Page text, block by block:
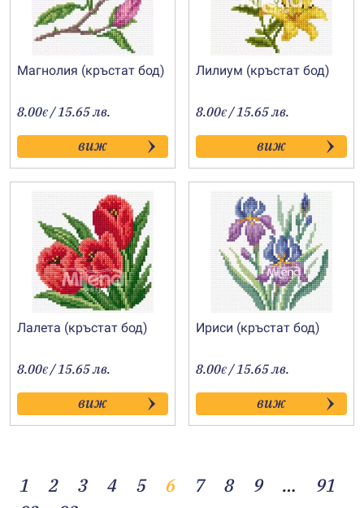
Магнолия (кръстат бод)
8.00€ / 15.65 лв.
виж
Лилиум (кръстат бод)
8.00€ / 15.65 лв.
виж
Лалета (кръстат бод)
8.00€ / 15.65 лв.
виж
Ириси (кръстат бод)
8.00€ / 15.65 лв.
виж
1 2 3 4 5 6 7 8 9 …
91